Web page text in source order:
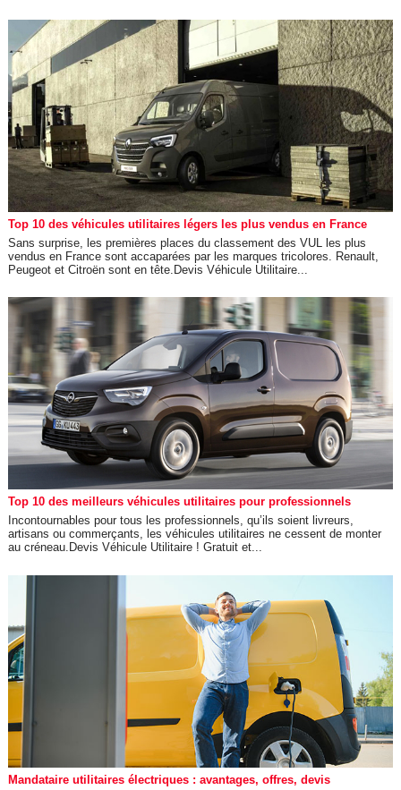
Top 10 des véhicules utilitaires légers les plus vendus en France
Sans surprise, les premières places du classement des VUL les plus
vendus en France sont accaparées par les marques tricolores. Renault,
Peugeot et Citroën sont en tête.Devis Véhicule Utilitaire...
Top 10 des meilleurs véhicules utilitaires pour professionnels
Incontournables pour tous les professionnels, qu’ils soient livreurs,
artisans ou commerçants, les véhicules utilitaires ne cessent de monter
au créneau.Devis Véhicule Utilitaire ! Gratuit et...
Mandataire utilitaires électriques : avantages, offres, devis